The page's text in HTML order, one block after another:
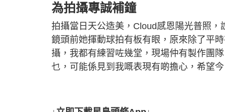
為拍攝專誠補鐘
拍攝當日天公造美，Cloud感恩陽光普照
鏡頭前她揮動球拍有板有眼，原來除了平
攝，我都有練習咗幾堂，現場仲有製作團
乜，可能係見到我嘅表現有啲擔心，希望